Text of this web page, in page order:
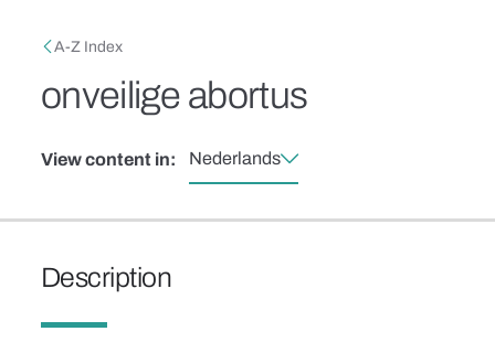
Breadcrumb
A-Z Index
onveilige abortus
View content in: Nederlands
Description